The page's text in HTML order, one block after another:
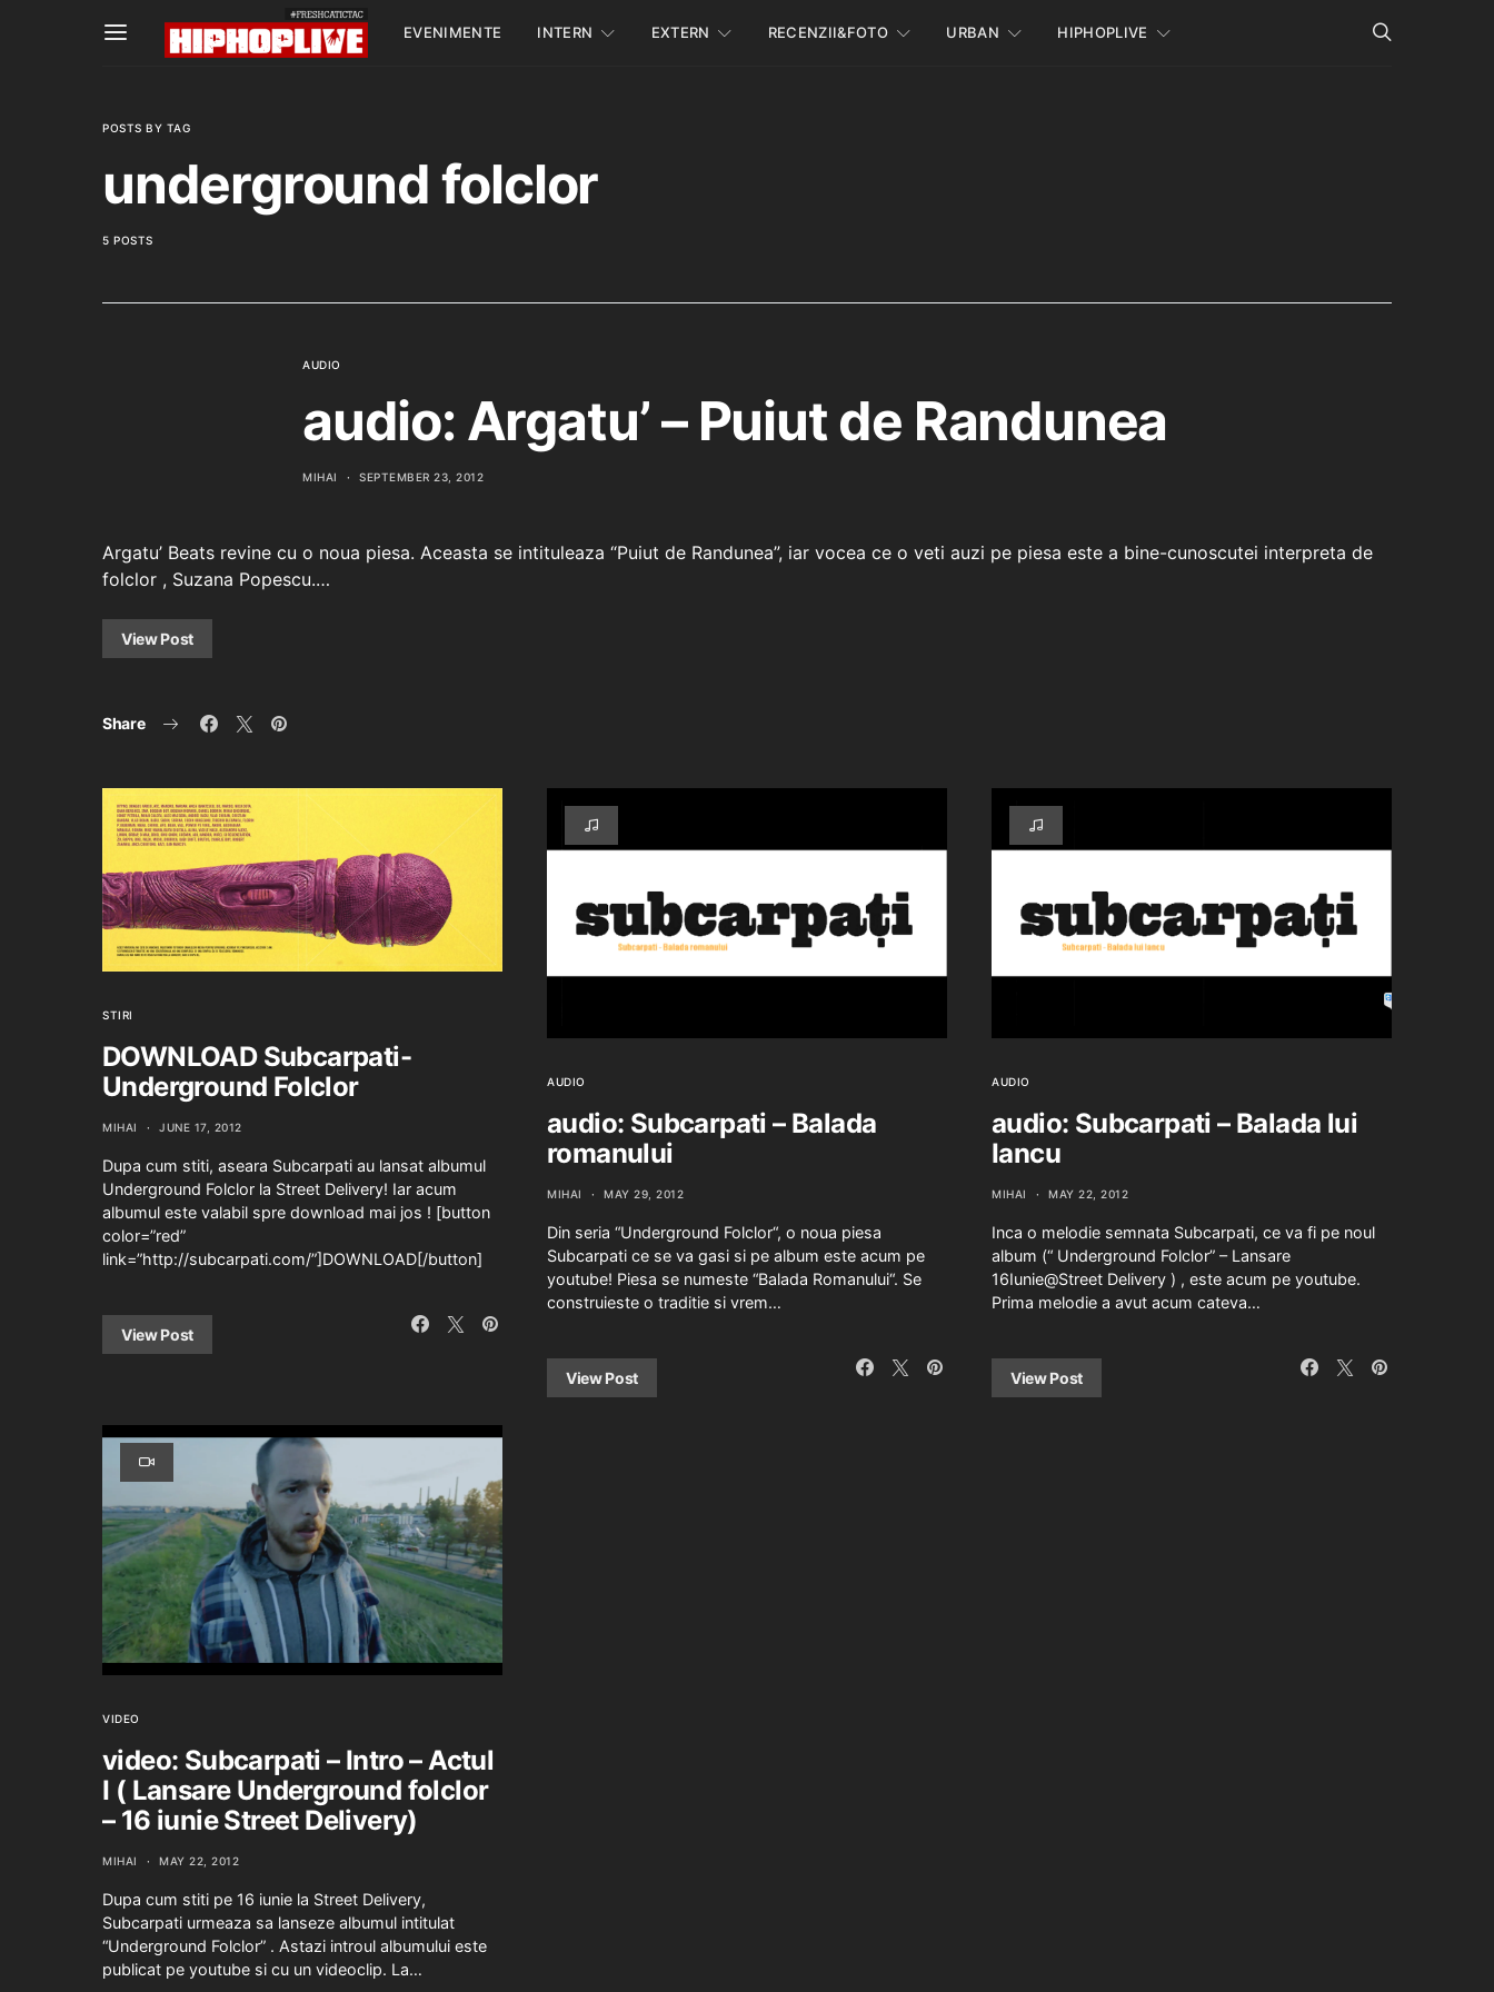
EVENIMENTE INTERN EXTERN RECENZII&FOTO URBAN HIPHOPLIVE
POSTS BY TAG
underground folclor
5 POSTS
AUDIO
audio: Argatu’ – Puiut de Randunea
MIHAI SEPTEMBER 23, 2012
Argatu’ Beats revine cu o noua piesa. Aceasta se intituleaza “Puiut de Randunea”, iar vocea ce o veti auzi pe piesa este a bine-cunoscutei interpreta de
folclor , Suzana Popescu.…
View Post
Share
STIRI
DOWNLOAD Subcarpati-
Underground Folclor
MIHAI JUNE 17, 2012
Dupa cum stiti, aseara Subcarpati au lansat albumul
Underground Folclor la Street Delivery! Iar acum
albumul este valabil spre download mai jos ! [button
color=”red”
link=”http://subcarpati.com/”]DOWNLOAD[/button]
View Post
VIDEO
video: Subcarpati – Intro – Actul
I ( Lansare Underground folclor
– 16 iunie Street Delivery)
MIHAI MAY 22, 2012
Dupa cum stiti pe 16 iunie la Street Delivery,
Subcarpati urmeaza sa lanseze albumul intitulat
“Underground Folclor” . Astazi introul albumului este
publicat pe youtube si cu un videoclip. La…
AUDIO
audio: Subcarpati – Balada
romanului
MIHAI MAY 29, 2012
Din seria “Underground Folclor“, o noua piesa
Subcarpati ce se va gasi si pe album este acum pe
youtube! Piesa se numeste “Balada Romanului“. Se
construieste o traditie si vrem…
View Post
AUDIO
audio: Subcarpati – Balada lui
Iancu
MIHAI MAY 22, 2012
Inca o melodie semnata Subcarpati, ce va fi pe noul
album (“ Underground Folclor” – Lansare
16Iunie@Street Delivery ) , este acum pe youtube.
Prima melodie a avut acum cateva…
View Post